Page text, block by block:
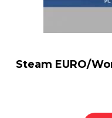
Steam EURO/